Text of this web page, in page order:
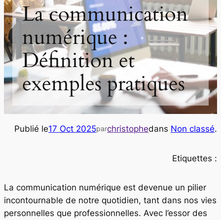
La communication
numérique :
Définition et
exemples pratiques
Publié le17 Oct 2025parchristophedans Non classé.
Etiquettes :
La communication numérique est devenue un pilier
incontournable de notre quotidien, tant dans nos vies
personnelles que professionnelles. Avec l’essor des